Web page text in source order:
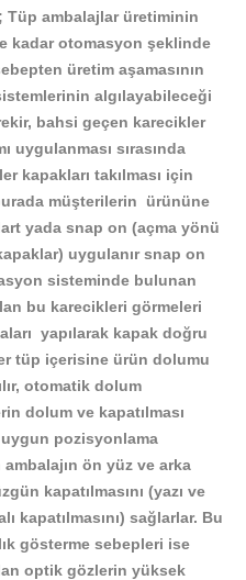
Tüp ambalajlar üretiminin
kadar otomasyon şeklinde
üretim aşamasının
algılayabileceği
bahsi geçen karecikler
uygulanması sırasında
kapakları takılması için
müşterilerin ürününe
yada snap on (açma yönü
uygulanır snap on
sisteminde bulunan
bu karecikleri görmeleri
yapılarak kapak doğru
tüp içerisine ürün dolumu
otomatik dolum
dolum ve kapatılması
pozisyonlama
ambalajın ön yüz ve arka
kapatılmasını (yazı ve
kapatılmasını) sağlarlar. Bu
gösterme sebepleri ise
optik gözlerin yüksek